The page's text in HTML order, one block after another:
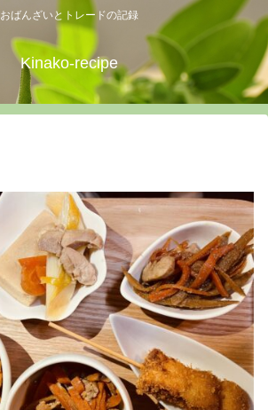
おばんざいとトレードの記録
Kinako-recipe